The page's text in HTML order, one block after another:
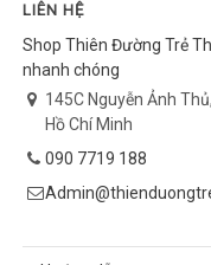
LIÊN HỆ
Shop Thiên Đường Trẻ
nhanh chóng
145C Nguyễn Ảnh
Hồ Chí Minh
090 7719 188